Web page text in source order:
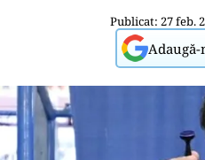
Publicat: 27 feb.